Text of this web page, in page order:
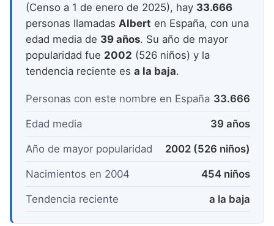
Nombres de niño que empiezan por V
Nombres de niño que empiezan por W
Nombres de niño que empiezan por X
(Censo a 1 de enero de 2025), hay 33.666
personas llamadas Albert en España, con una
edad media de 39 años. Su año de mayor
popularidad fue 2002 (526 niños) y la
tendencia reciente es a la baja.
Personas con este nombre en España 33.666
Edad media 39 años
Año de mayor popularidad 2002 (526 niños)
Nacimientos en 2004 454 niños
Tendencia reciente a la baja